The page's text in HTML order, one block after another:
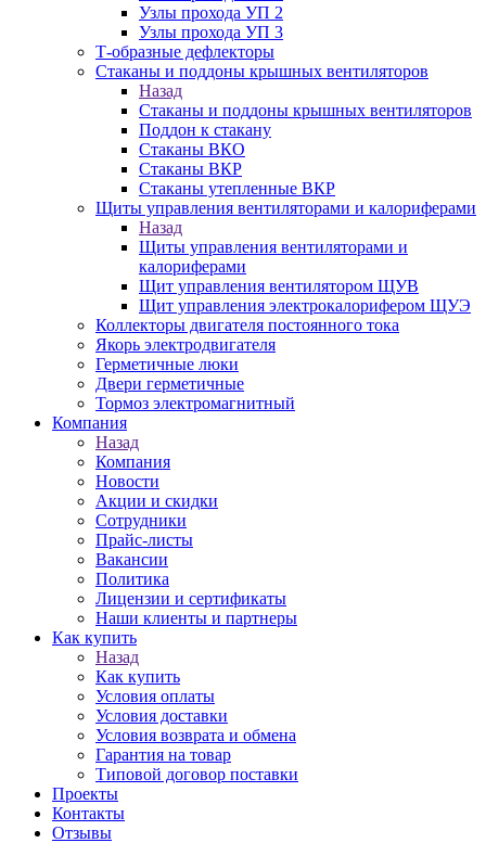
Узлы прохода УП 2
Узлы прохода УП 3
Т-образные дефлекторы
Стаканы и поддоны крышных вентиляторов
Назад
Стаканы и поддоны крышных вентиляторов
Поддон к стакану
Стаканы ВКО
Стаканы ВКР
Стаканы утепленные ВКР
Щиты управления вентиляторами и калориферами
Назад
Щиты управления вентиляторами и
калориферами
Щит управления вентилятором ЩУВ
Щит управления электрокалорифером ЩУЭ
Коллекторы двигателя постоянного тока
Якорь электродвигателя
Герметичные люки
Двери герметичные
Тормоз электромагнитный
Компания
Назад
Компания
Новости
Акции и скидки
Сотрудники
Прайс-листы
Вакансии
Политика
Лицензии и сертификаты
Наши клиенты и партнеры
Как купить
Назад
Как купить
Условия оплаты
Условия доставки
Условия возврата и обмена
Гарантия на товар
Типовой договор поставки
Проекты
Контакты
Отзывы